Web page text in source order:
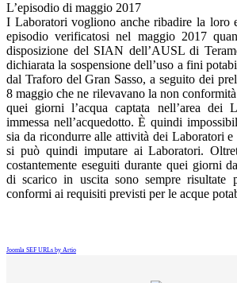
L’episodio di maggio 2017
I Laboratori vogliono anche ribadire la loro
episodio verificatosi nel maggio 2017
disposizione del SIAN dell’AUSL di
dichiarata la sospensione dell’uso a fini
dal Traforo del Gran Sasso, a seguito dei
8 maggio che ne rilevavano la non
quei giorni l’acqua captata nell’area dei
immessa nell’acquedotto. È quindi
sia da ricondurre alle attività dei Laboratori e
si può quindi imputare ai Laboratori.
costantemente eseguiti durante quei giorni
di scarico in uscita sono sempre risultate
conformi ai requisiti previsti per le acque
Joomla SEF URLs by Artio